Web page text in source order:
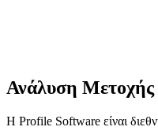
Ανάλυση Μετοχής
Η Profile Software είναι